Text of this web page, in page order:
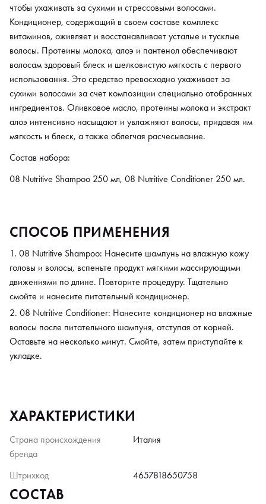
чтобы ухаживать за сухими и стрессовыми волосами.
Кондиционер, содержащий в своем составе комплекс
витаминов, оживляет и восстанавливает усталые и тусклые
волосы. Протеины молока, алоэ и пантенол обеспечивают
волосам здоровый блеск и шелковистую мягкость с первого
использования. Это средство превосходно ухаживает за
сухими волосами за счет композиции специально отобранных
ингредиентов. Оливковое масло, протеины молока и экстракт
алоэ интенсивно насыщают и увлажняют волосы, придавая им
мягкость и блеск, а также облегчая расчесывание.
Состав набора:
08 Nutritive Shampoo 250 мл, 08 Nutritive Conditioner 250 мл.
СПОСОБ ПРИМЕНЕНИЯ
08 Nutritive Shampoo: Нанесите шампунь на влажную кожу
головы и волосы, вспеньте продукт мягкими массирующими
движениями по длине. Повторите процедуру. Тщательно
смойте и нанесите питательный кондиционер.
08 Nutritive Conditioner: Нанесите кондиционер на влажные
волосы после питательного шампуня, отступая от корней.
Оставьте на несколько минут. Смойте, затем приступайте к
укладке.
ХАРАКТЕРИСТИКИ
Страна происхождения
бренда
Италия
Штрихкод 4657818650758
СОСТАВ